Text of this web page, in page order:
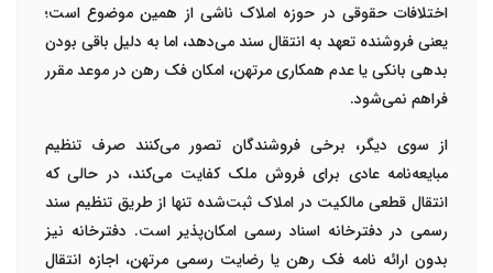
اختلافات حقوقی در حوزه املاک ناشی از همین موضوع است؛
یعنی فروشنده تعهد به انتقال سند می‌دهد، اما به دلیل باقی بودن
بدهی بانکی یا عدم همکاری مرتهن، امکان فک رهن در موعد مقرر
فراهم نمی‌شود.
از سوی دیگر، برخی فروشندگان تصور می‌کنند صرف تنظیم
مبایعه‌نامه عادی برای فروش ملک کفایت می‌کند، در حالی که
انتقال قطعی مالکیت در املاک ثبت‌شده تنها از طریق تنظیم سند
رسمی در دفترخانه اسناد رسمی امکان‌پذیر است. دفترخانه نیز
بدون ارائه نامه فک رهن یا رضایت رسمی مرتهن، اجازه انتقال